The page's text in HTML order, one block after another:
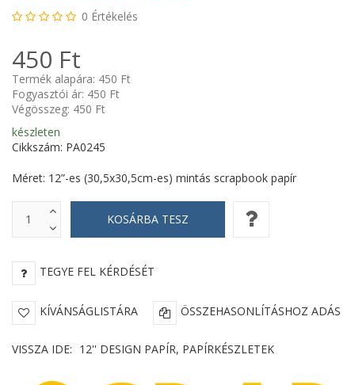
0 Értékelés
450 Ft
Termék alapára: 450 Ft
Fogyasztói ár: 450 Ft
Végösszeg: 450 Ft
készleten
Cikkszám: PA0245
Méret: 12”-es (30,5x30,5cm-es) mintás scrapbook papír
TEGYE FEL KÉRDÉSÉT
KÍVÁNSÁGLISTÁRA ÖSSZEHASONLÍTÁSHOZ ADÁS
VISSZA IDE: 12'' DESIGN PAPÍR, PAPÍRKÉSZLETEK